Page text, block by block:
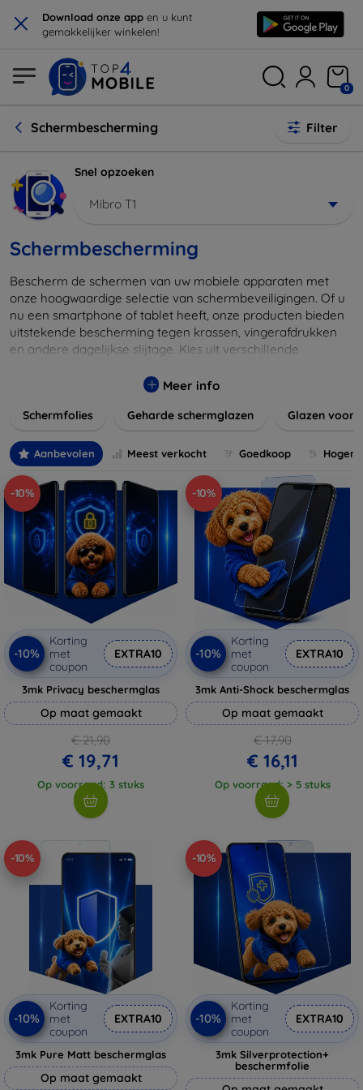
× Download onze app en u kunt
gemakkelijker winkelen!
0
Schermbescherming Filter
Snel opzoeken
Mibro T1
Schermbescherming
Bescherm de schermen van uw mobiele apparaten met
onze hoogwaardige selectie van schermbeveiligingen. Of u
nu een smartphone of tablet heeft, onze producten bieden
uitstekende bescherming tegen krassen, vingerafdrukken
en andere dagelijkse slijtage. Kies uit verschillende
passen bij uw apparaat en uw kijkervaring verbeteren
beïnvloeden. Verleng de levensduur van uw toestel en
duurzame en betaalbare schermbeschermers. Ontdek
vandaag nog onze brede collectie en vind de perfecte
bescherming voor uw apparaat!
Meer info
Schermfolies Geharde schermglazen Glazen voor
Aanbevolen Meest verkocht Goedkoop
-10%
-10%
Korting
met
coupon
EXTRA10
3mk Privacy beschermglas
Op maat gemaakt
€ 21,90
€ 19,71
Op voorraad: 3 stuks
-10%
-10%
Korting
met
coupon
EXTRA10
3mk Anti-Shock beschermglas
Op maat gemaakt
€ 17,90
€ 16,11
Op voorraad: > 5 stuks
-10%
-10%
Korting
met
coupon
EXTRA10
3mk Pure Matt beschermglas
Op maat gemaakt
-10%
-10%
Korting
met
coupon
EXTRA10
3mk Silverprotection+
beschermfolie